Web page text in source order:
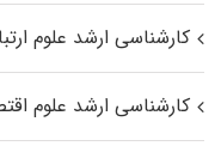
کارشناسی ارشد علوم
کارشناسی ارشد علوم